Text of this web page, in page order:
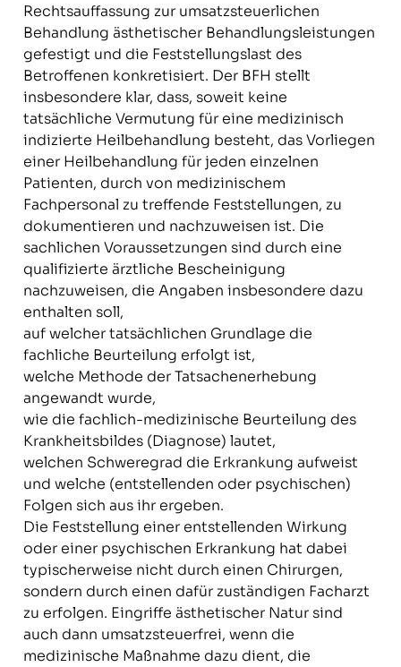
Rechtsauffassung zur umsatzsteuerlichen
Behandlung ästhetischer Behandlungsleistungen
gefestigt und die Feststellungslast des
Betroffenen konkretisiert. Der BFH stellt
insbesondere klar, dass, soweit keine
tatsächliche Vermutung für eine medizinisch
indizierte Heilbehandlung besteht, das Vorliegen
einer Heilbehandlung für jeden einzelnen
Patienten, durch von medizinischem
Fachpersonal zu treffende Feststellungen, zu
dokumentieren und nachzuweisen ist. Die
sachlichen Voraussetzungen sind durch eine
qualifizierte ärztliche Bescheinigung
nachzuweisen, die Angaben insbesondere dazu
enthalten soll,
auf welcher tatsächlichen Grundlage die
fachliche Beurteilung erfolgt ist,
welche Methode der Tatsachenerhebung
angewandt wurde,
wie die fachlich-medizinische Beurteilung des
Krankheitsbildes (Diagnose) lautet,
welchen Schweregrad die Erkrankung aufweist
und welche (entstellenden oder psychischen)
Folgen sich aus ihr ergeben.
Die Feststellung einer entstellenden Wirkung
oder einer psychischen Erkrankung hat dabei
typischerweise nicht durch einen Chirurgen,
sondern durch einen dafür zuständigen Facharzt
zu erfolgen. Eingriffe ästhetischer Natur sind
auch dann umsatzsteuerfrei, wenn die
medizinische Maßnahme dazu dient, die